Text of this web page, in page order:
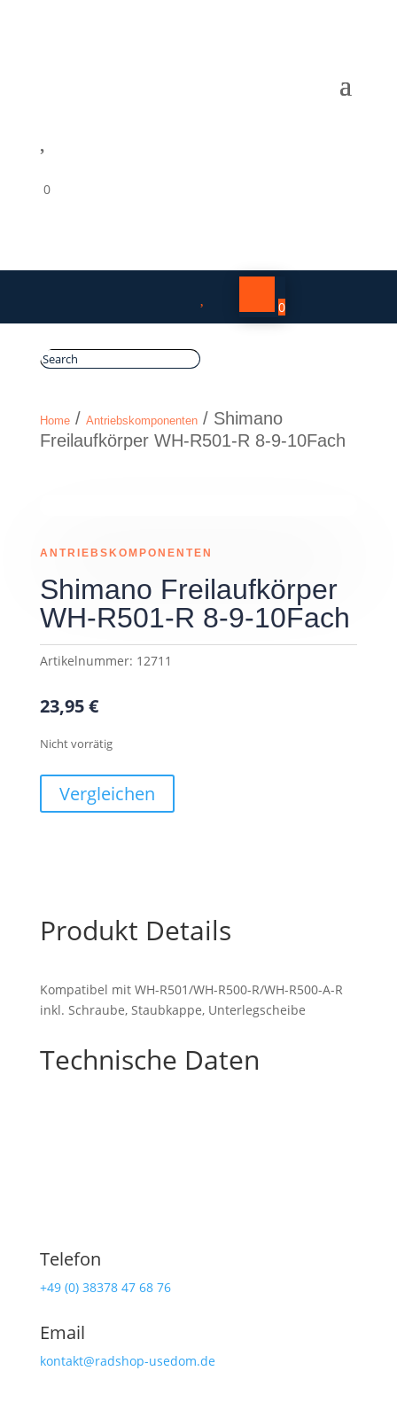
0
0
Home/ Antriebskomponenten/ Shimano
Freilaufkörper WH-R501-R 8-9-10Fach
ANTRIEBSKOMPONENTEN
Shimano Freilaufkörper
WH-R501-R 8-9-10Fach
Artikelnummer: 12711
23,95€
Nicht vorrätig
Vergleichen
Produkt Details
Kompatibel mit WH-R501/WH-R500-R/WH-R500-A-R
inkl. Schraube, Staubkappe, Unterlegscheibe
Technische Daten
Telefon
+49 (0) 38378 47 68 76
Email
kontakt@radshop-usedom.de